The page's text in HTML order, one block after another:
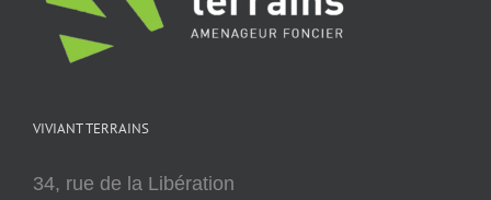
VIVIANT TERRAINS
34, rue de la Libération